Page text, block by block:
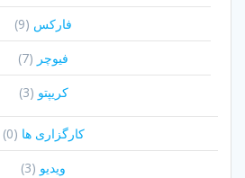
فارکس (9)
فیوچر (7)
کریپتو (3)
کارگزاری ها (0)
ویدیو (3)